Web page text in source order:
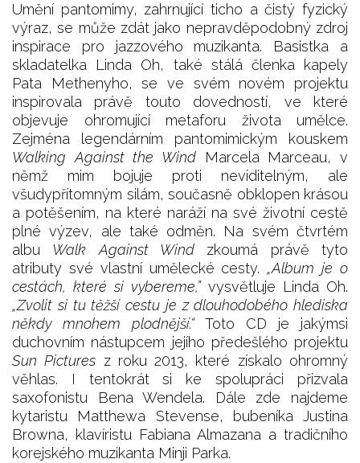
Umění pantomimy, zahrnující ticho a čistý fyzický
výraz, se může zdát jako nepravděpodobný zdroj
inspirace pro jazzového muzikanta. Basistka a
skladatelka Linda Oh, také stálá členka kapely
Pata Methenyho, se ve svém novém projektu
inspirovala právě touto dovedností, ve které
objevuje ohromující metaforu života umělce.
Zejména legendárním pantomimickým kouskem
Walking Against the Wind Marcela Marceau, v
němž mim bojuje proti neviditelným, ale
všudypřítomným silám, současně obklopen krásou
a potěšením, na které naráží na své životní cestě
plné výzev, ale také odměn. Na svém čtvrtém
albu Walk Against Wind zkoumá právě tyto
atributy své vlastní umělecké cesty.„Album je o
cestách, které si vybereme,”vysvětluje Linda Oh.
„Zvolit si tu těžší cestu je z dlouhodobého hlediska
někdy mnohem plodnější.“Toto CD je jakýmsi
duchovním nástupcem jejího předešlého projektu
Sun Pictures z roku 2013, které získalo ohromný
věhlas. I tentokrát si ke spolupráci přizvala
saxofonistu Bena Wendela. Dále zde najdeme
kytaristu Matthewa Stevense, bubeníka Justina
Browna, klavíristu Fabiana Almazana a tradičního
korejského muzikanta Minji Parka.